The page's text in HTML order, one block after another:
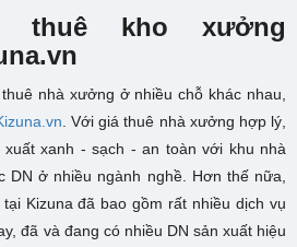
thuê kho xưởng
nhà xưởng ở nhiều chỗ khác nhau,
. Với giá thuê nhà xưởng hợp lý,
xanh - sạch - an toàn với khu nhà
DN ở nhiều ngành nghề. Hơn thế nữa,
Kizuna đã bao gồm rất nhiều dịch vụ
đã và đang có nhiều DN sản xuất hiệu